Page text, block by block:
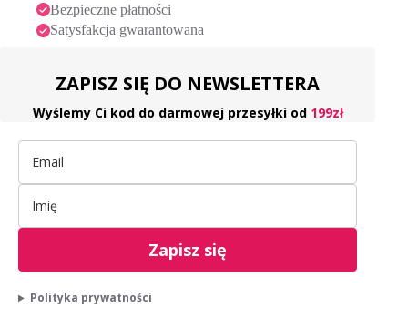
Bezpieczne płatności
Satysfakcja gwarantowana
ZAPISZ SIĘ DO NEWSLETTERA
Wyślemy Ci kod do darmowej przesyłki od 199zł
Zapisz się
Polityka prywatności